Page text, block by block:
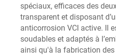
spéciaux, efficaces des
transparent et disposant
anticorrosion VCI active. Il
soudables et adaptés à
ainsi qu'à la fabrication des